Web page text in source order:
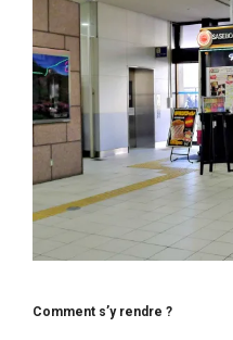
Comment s’y rendre ?